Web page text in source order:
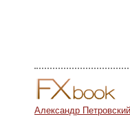
Александр Петровский